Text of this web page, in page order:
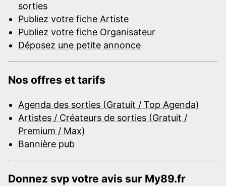
sorties
Publiez votre fiche Artiste
Publiez votre fiche Organisateur
Déposez une petite annonce
Nos offres et tarifs
Agenda des sorties (Gratuit / Top Agenda)
Artistes / Créateurs de sorties (Gratuit /
Premium / Max)
Bannière pub
Donnez svp votre avis sur My89.fr